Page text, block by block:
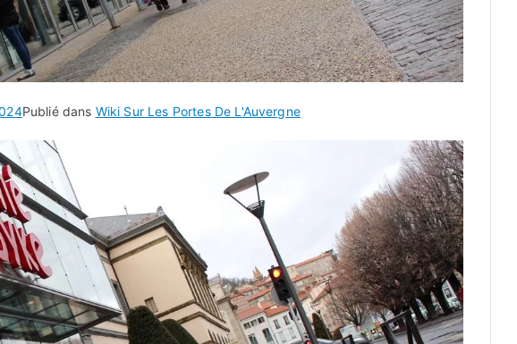
Publié dans Wiki Sur Les Portes De L'Auvergne